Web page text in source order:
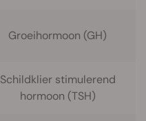
Groeihormoon (GH)
Schildklier stimulerend
hormoon (TSH)